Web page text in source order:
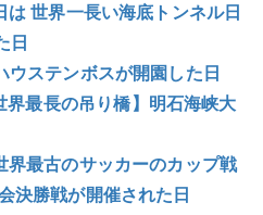
は 世界一長い海底トンネル日
日
ウステンボスが開園した日
界最長の吊り橋】明石海峡大
界最古のサッカーのカップ戦
決勝戦が開催された日